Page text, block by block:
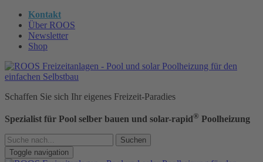
Kontakt
Über ROOS
Newsletter
Shop
Schaffen Sie sich Ihr eigenes Freizeit-Paradies
Spezialist für Pool selber bauen und solar-rapid® Poolheizung
Suchen
Toggle navigation